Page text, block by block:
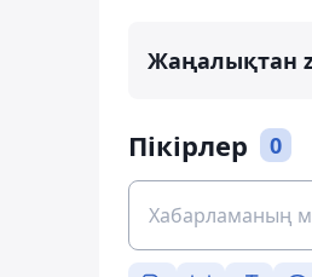
Жаңалықтан
Пікірлер 0